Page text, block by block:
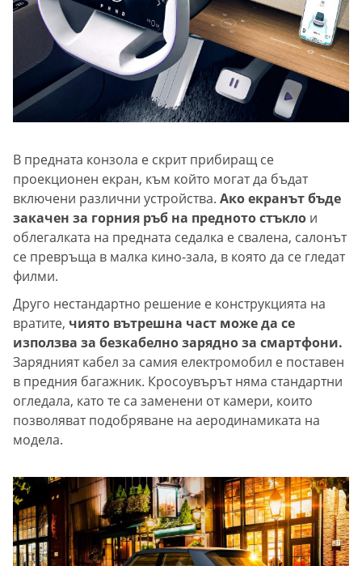
В предната конзола е скрит прибиращ се
проекционен екран, към който могат да бъдат
включени различни устройства. Ако екранът бъде
закачен за горния ръб на предното стъкло и
облегалката на предната седалка е свалена, салонът
се превръща в малка кино-зала, в която да се гледат
филми.
Друго нестандартно решение е конструкцията на
вратите, чиято вътрешна част може да се
използва за безкабелно зарядно за смартфони.
Зарядният кабел за самия електромобил е поставен
в предния багажник. Кросоувърът няма стандартни
огледала, като те са заменени от камери, които
позволяват подобряване на аеродинамиката на
модела.